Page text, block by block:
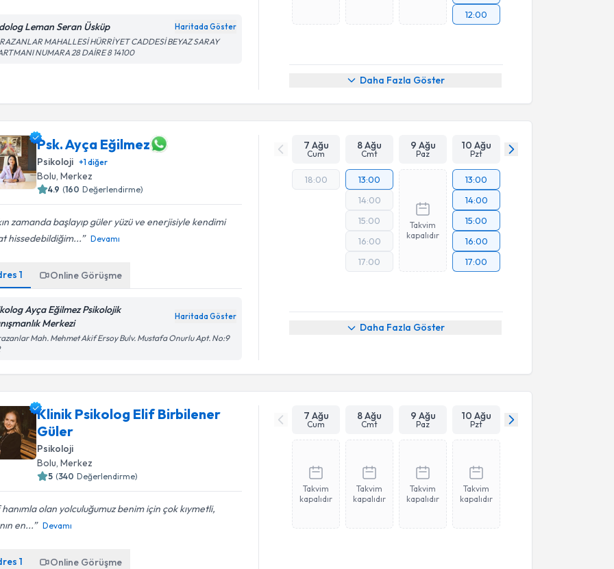
Leman Seran Üsküp Haritada Göster
MAHALLESİ HÜRRİYET CADDESİ BEYAZ SARAY
NUMARA 28 DAİRE 8 14100
12:00
Daha Fazla Göster
Psk. Ayça Eğilmez
Psikoloji +1diğer
Bolu,Merkez
4.9 (160 Değerlendirme)
zamanda başlayıp güler yüzü ve enerjisiyle kendimi
hissedebildiğim...
Devamı
1 Online Görüşme
Ayça Eğilmez Psikolojik
Merkezi
Haritada Göster
Mah. Mehmet Akif Ersoy Bulv. Mustafa Onurlu Apt. No:9
7 Ağu
Cum
8 Ağu
Cmt
9 Ağu
Paz
10 Ağu
Pzt
18:00
13:00
14:00
15:00
16:00
17:00
Takvim
kapalıdır
13:00
14:00
15:00
16:00
17:00
Daha Fazla Göster
Klinik Psikolog Elif Birbilener
Güler
Psikoloji
Bolu,Merkez
5 (340 Değerlendirme)
olan yolculuğumuz benim için çok kıymetli,
en...
Devamı
1 Online Görüşme
7 Ağu
Cum
8 Ağu
Cmt
9 Ağu
Paz
10 Ağu
Pzt
Takvim
kapalıdır
Takvim
kapalıdır
Takvim
kapalıdır
Takvim
kapalıdır